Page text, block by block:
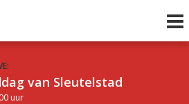
van Sleutelstad
uur